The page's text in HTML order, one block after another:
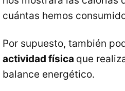
cuántas hemos
Por supuesto, también
actividad física que
balance energético.